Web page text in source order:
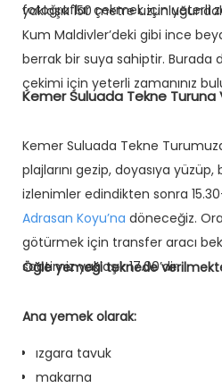
fotoğraflar çekmek için yeterli
yaklaşık 150 metre
Kum Maldivler’deki gibi ince
berrak bir suya sahiptir.
çekimi için yeterli zamanınız
Kemer Suluada Tekne Turuna
Kemer Suluada Tekne
plajlarını gezip, doyasıya yüzüp,
izlenimler edindikten sonra
Adrasan Koyu’na döneceğiz.
götürmek için transfer aracı
saatimiz yaklaşık 17.00’dir.
Öğle yemeği teknede
Ana yemek olarak:
ızgara tavuk
makarna